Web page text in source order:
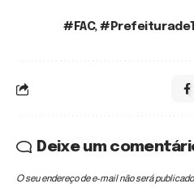
#FAC,
Deixe um
O seu endereço de e-mail não será